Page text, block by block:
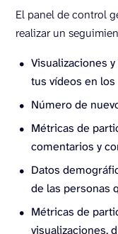
El panel de control
realizar un
Visualizaciones
tus vídeos en
Número de
Métricas de
comentarios y
Datos
de las personas
Métricas de
visualizaciones,